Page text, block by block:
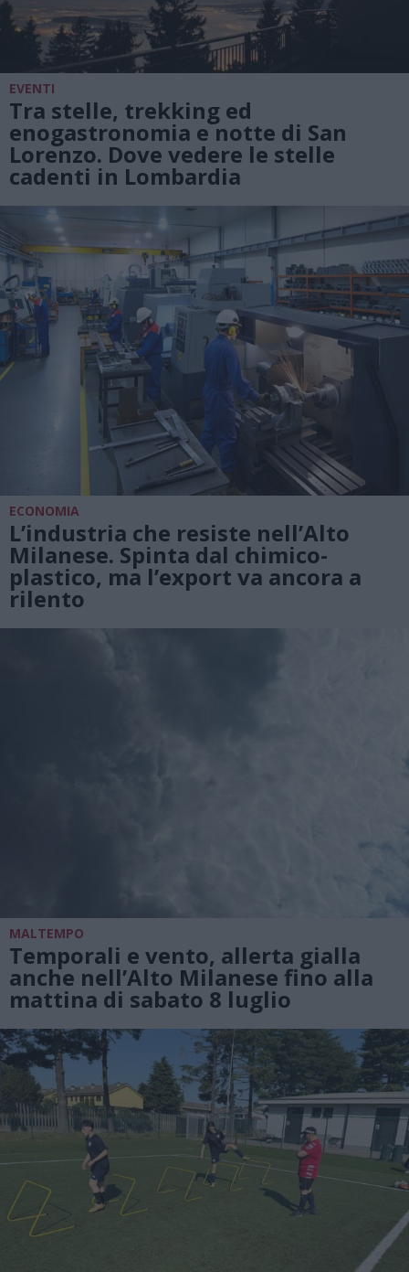
EVENTI
Tra stelle, trekking ed
enogastronomia e notte di San
Lorenzo. Dove vedere le stelle
cadenti in Lombardia
ECONOMIA
L’industria che resiste nell’Alto
Milanese. Spinta dal chimico-
plastico, ma l’export va ancora a
rilento
MALTEMPO
Temporali e vento, allerta gialla
anche nell’Alto Milanese fino alla
mattina di sabato 8 luglio